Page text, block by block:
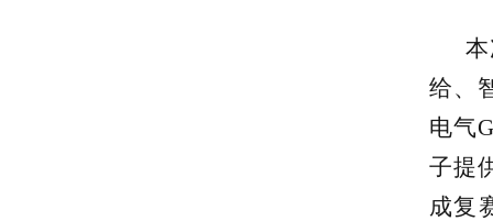
本
给、
电气
子提
成复